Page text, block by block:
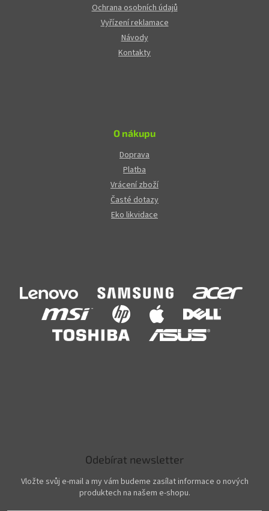
Ochrana osobních údajů
Vyřízení reklamace
Návody
Kontakty
O nákupu
Doprava
Platba
Vrácení zboží
Časté dotazy
Eko likvidace
Odebírat newsletter
Vložte svůj e-mail a my vám budeme zasílat informace o nových
produktech na našem e-shopu.